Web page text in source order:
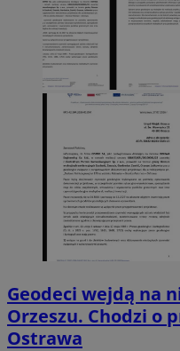
Geodeci wejdą na
Orzeszu. Chodzi o
Ostrawa